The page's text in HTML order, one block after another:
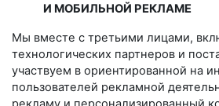
И МОБИЛЬНОЙ РЕКЛАМЕ
Мы вместе с третьими лицами,
технологических партнеров и
участвуем в ориентированной на
пользователей рекламной